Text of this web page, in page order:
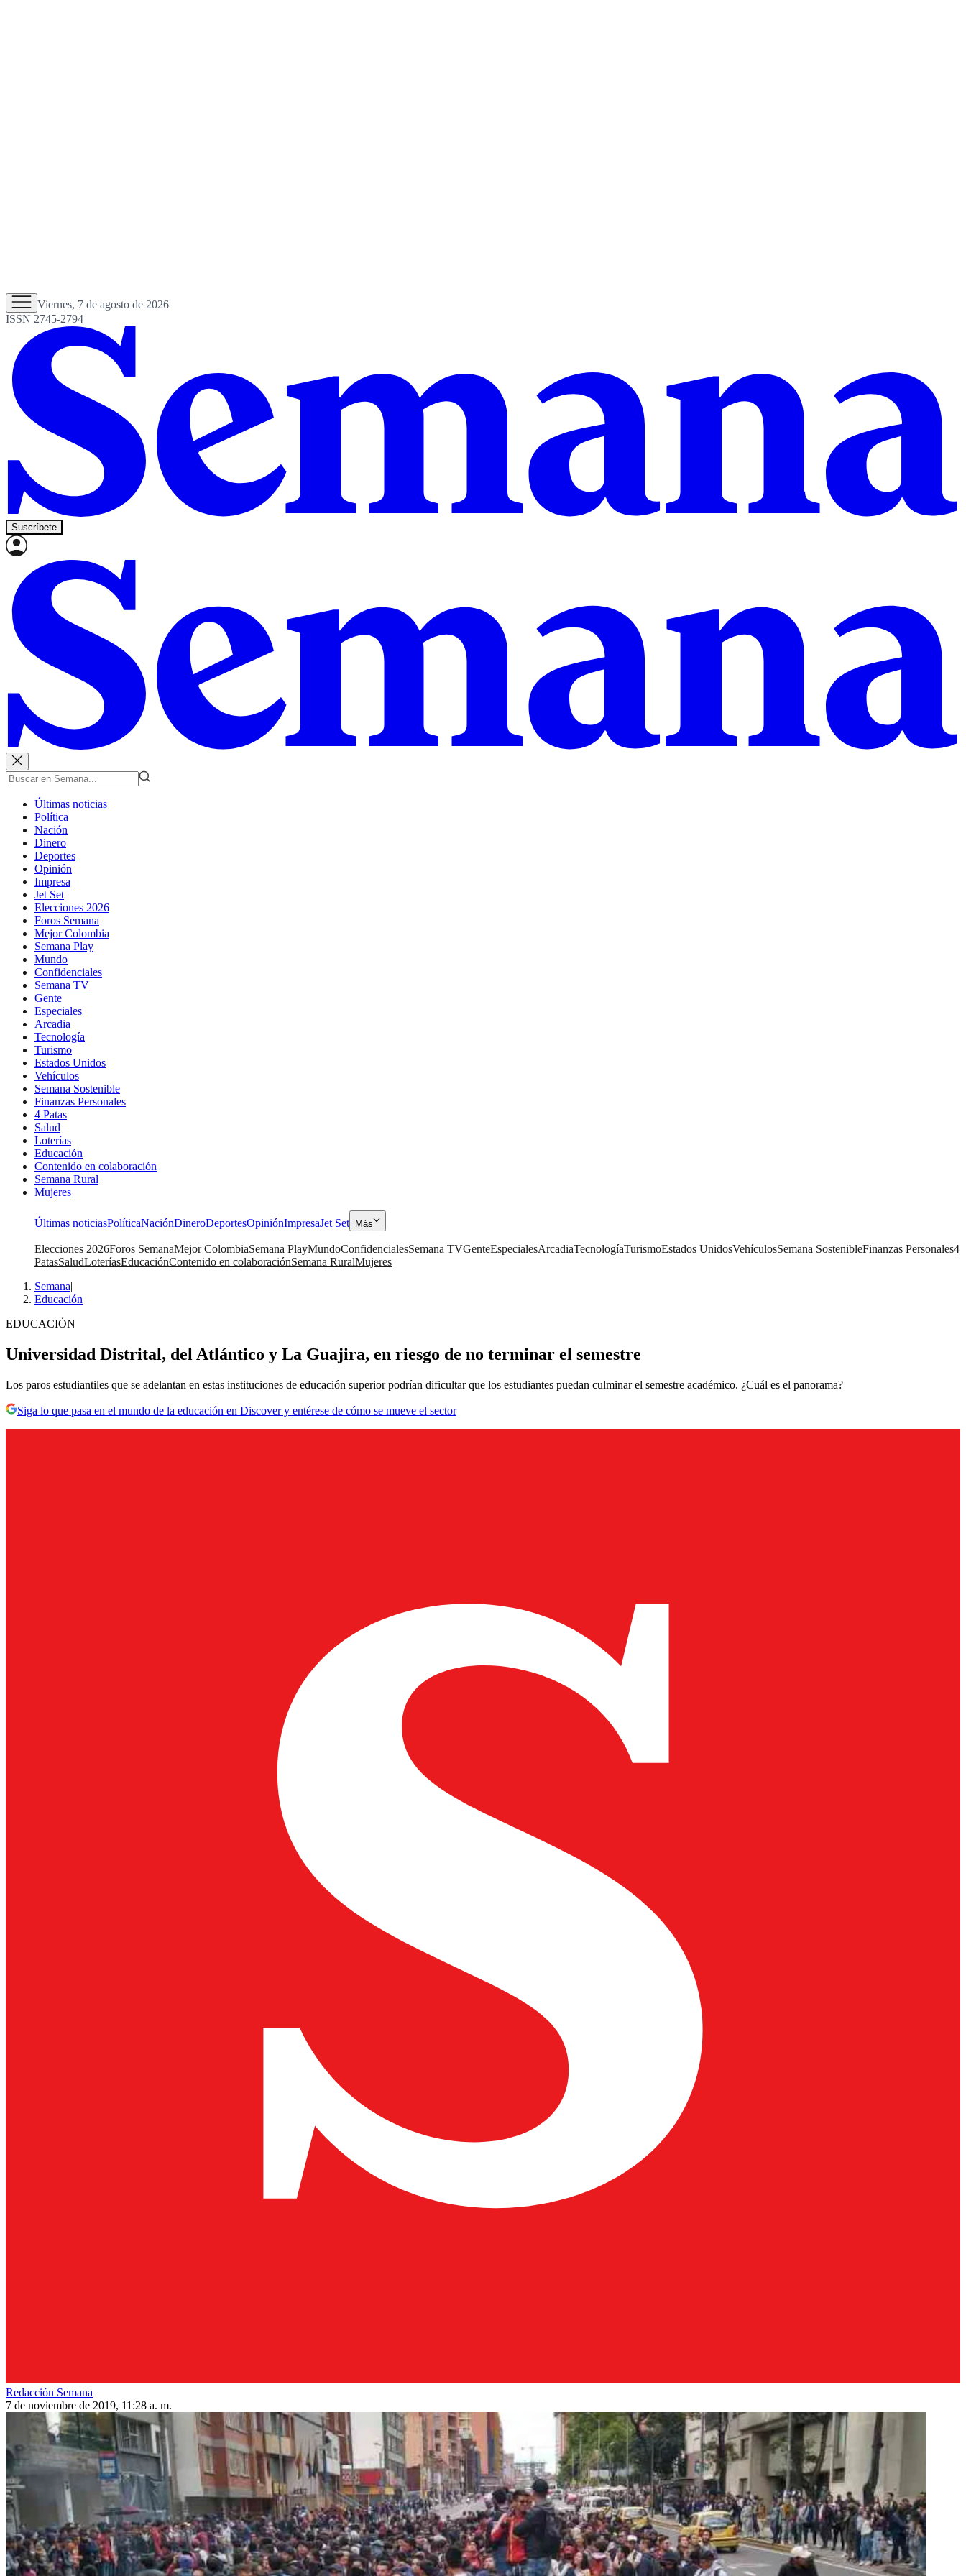
Viernes, 7 de agosto de 2026
ISSN 2745-2794
Suscríbete
Últimas noticias
Política
Nación
Dinero
Deportes
Opinión
Impresa
Jet Set
Elecciones 2026
Foros Semana
Mejor Colombia
Semana Play
Mundo
Confidenciales
Semana TV
Gente
Especiales
Arcadia
Tecnología
Turismo
Estados Unidos
Vehículos
Semana Sostenible
Finanzas Personales
4 Patas
Salud
Loterías
Educación
Contenido en colaboración
Semana Rural
Mujeres
Últimas noticiasPolíticaNaciónDineroDeportesOpiniónImpresaJet Set Más
Elecciones 2026Foros SemanaMejor ColombiaSemana PlayMundoConfidencialesSemana TVGenteEspecialesArcadiaTecnologíaTurismoEstados UnidosVehículosSemana SostenibleFinanzas Personales4
PatasSaludLoteríasEducaciónContenido en colaboraciónSemana RuralMujeres
Semana|
Educación
EDUCACIÓN
Universidad Distrital, del Atlántico y La Guajira, en riesgo de no terminar el semestre
Los paros estudiantiles que se adelantan en estas instituciones de educación superior podrían dificultar que los estudiantes puedan culminar el semestre académico. ¿Cuál es el panorama?
Siga lo que pasa en el mundo de la educación en Discover y entérese de cómo se mueve el sector
Redacción Semana
7 de noviembre de 2019, 11:28 a. m.